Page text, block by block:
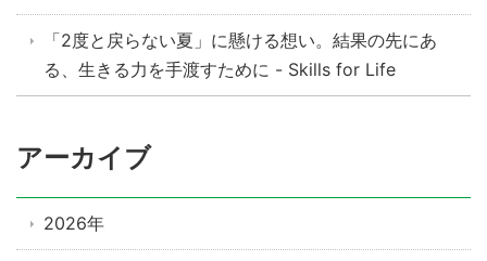
「2度と戻らない夏」に懸ける想い。結果の先にあ
る、生きる力を手渡すために - Skills for Life
アーカイブ
2026年